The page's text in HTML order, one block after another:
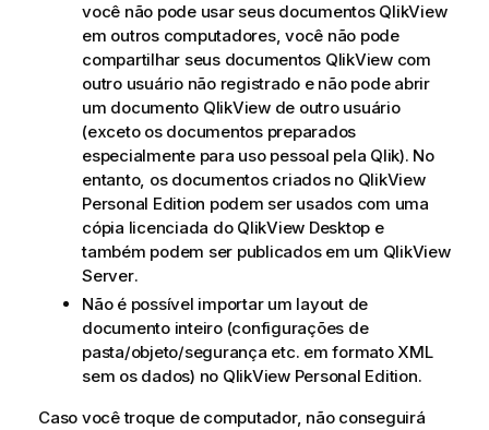
você não pode usar seus documentos QlikView
em outros computadores, você não pode
compartilhar seus documentos QlikViewcom
outro usuário não registrado e não pode abrir
um documento QlikViewde outro usuário
(exceto os documentos preparados
especialmente para uso pessoal pela Qlik). No
entanto, os documentos criados no QlikView
Personal Edition podem ser usados com uma
cópia licenciada do QlikView Desktop e
também podem ser publicados em um QlikView
Server.
Não é possível importar um layout de
documento inteiro (configurações de
pasta/objeto/segurança etc. em formato XML
sem os dados) no QlikViewPersonal Edition.
Caso você troque de computador, não conseguirá